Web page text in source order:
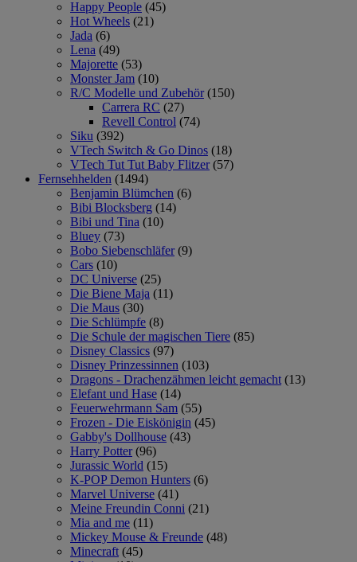
Happy People (45)
Hot Wheels (21)
Jada (6)
Lena (49)
Majorette (53)
Monster Jam (10)
R/C Modelle und Zubehör (150)
Carrera RC (27)
Revell Control (74)
Siku (392)
VTech Switch & Go Dinos (18)
VTech Tut Tut Baby Flitzer (57)
Fernsehhelden (1494)
Benjamin Blümchen (6)
Bibi Blocksberg (14)
Bibi und Tina (10)
Bluey (73)
Bobo Siebenschläfer (9)
Cars (10)
DC Universe (25)
Die Biene Maja (11)
Die Maus (30)
Die Schlümpfe (8)
Die Schule der magischen Tiere (85)
Disney Classics (97)
Disney Prinzessinnen (103)
Dragons - Drachenzähmen leicht gemacht (13)
Elefant und Hase (14)
Feuerwehrmann Sam (55)
Frozen - Die Eiskönigin (45)
Gabby's Dollhouse (43)
Harry Potter (96)
Jurassic World (15)
K-POP Demon Hunters (6)
Marvel Universe (41)
Meine Freundin Conni (21)
Mia and me (11)
Mickey Mouse & Freunde (48)
Minecraft (45)